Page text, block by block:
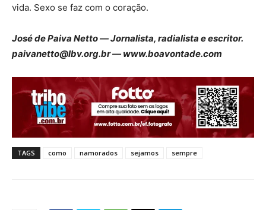
vida. Sexo se faz com o coração.
José de Paiva Netto ― Jornalista, radialista e escritor.
paivanetto@lbv.org.br — www.boavontade.com
TAGS como namorados sejamos sempre